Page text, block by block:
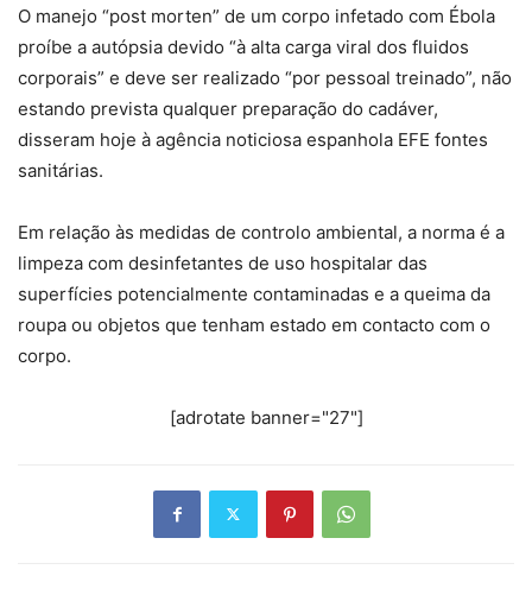
O manejo “post morten” de um corpo infetado com Ébola
proíbe a autópsia devido “à alta carga viral dos fluidos
corporais” e deve ser realizado “por pessoal treinado”, não
estando prevista qualquer preparação do cadáver,
disseram hoje à agência noticiosa espanhola EFE fontes
sanitárias.
Em relação às medidas de controlo ambiental, a norma é a
limpeza com desinfetantes de uso hospitalar das
superfícies potencialmente contaminadas e a queima da
roupa ou objetos que tenham estado em contacto com o
corpo.
[adrotate banner="27"]